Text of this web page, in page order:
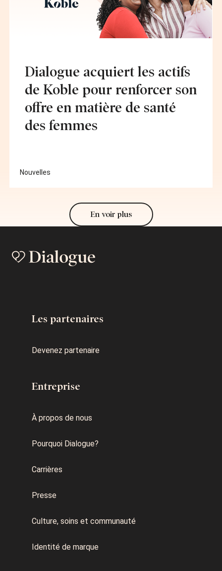
Dialogue acquiert les actifs
de Koble pour renforcer son
offre en matière de santé
des femmes
Nouvelles
En voir plus
Les partenaires
Devenez partenaire
Entreprise
À propos de nous
Pourquoi Dialogue?
Carrières
Presse
Culture, soins et communauté
Identité de marque